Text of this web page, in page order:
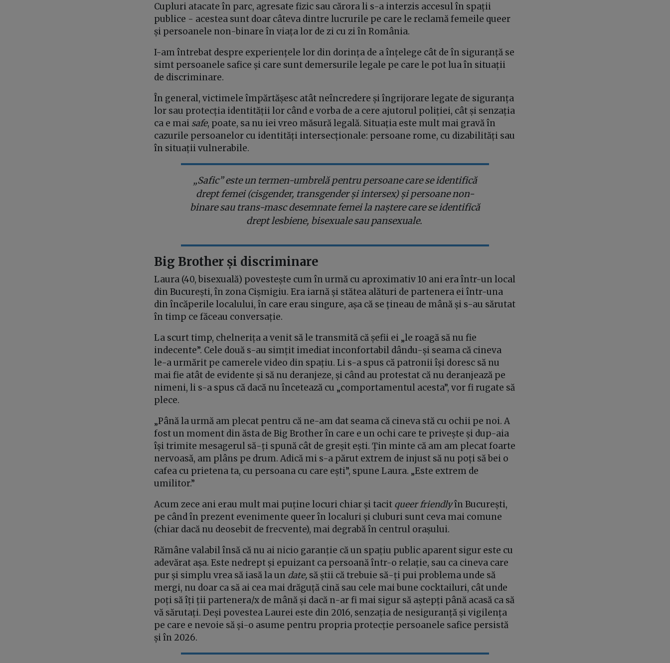
Cupluri atacate în parc, agresate fizic sau cărora li s-a interzis accesul în spații
publice - acestea sunt doar câteva dintre lucrurile pe care le reclamă femeile queer
și persoanele non-binare în viața lor de zi cu zi în România.
I-am întrebat despre experiențele lor din dorința de a înțelege cât de în siguranță se
simt persoanele safice și care sunt demersurile legale pe care le pot lua în situații
de discriminare.
În general, victimele împărtășesc atât neîncredere și îngrijorare legate de siguranța
lor sau protecția identității lor când e vorba de a cere ajutorul poliției, cât și senzația
ca e mai safe, poate, sa nu iei vreo măsură legală. Situația este mult mai gravă în
cazurile persoanelor cu identități intersecționale: persoane rome, cu dizabilități sau
în situații vulnerabile.
„Safic” este un termen-umbrelă pentru persoane care se identifică
drept femei (cisgender, transgender și intersex) și persoane non-
binare sau trans-masc desemnate femei la naștere care se identifică
drept lesbiene, bisexuale sau pansexuale.
Big Brother și discriminare
Laura (40, bisexuală) povestește cum în urmă cu aproximativ 10 ani era într-un local
din București, în zona Cișmigiu. Era iarnă și stătea alături de partenera ei într-una
din încăperile localului, în care erau singure, așa că se țineau de mână și s-au sărutat
în timp ce făceau conversație.
La scurt timp, chelnerița a venit să le transmită că șefii ei „le roagă să nu fie
indecente”. Cele două s-au simțit imediat inconfortabil dându-și seama că cineva
le-a urmărit pe camerele video din spațiu. Li s-a spus că patronii își doresc să nu
mai fie atât de evidente și să nu deranjeze, și când au protestat că nu deranjează pe
nimeni, li s-a spus că dacă nu încetează cu „comportamentul acesta”, vor fi rugate să
plece.
„Până la urmă am plecat pentru că ne-am dat seama că cineva stă cu ochii pe noi. A
fost un moment din ăsta de Big Brother în care e un ochi care te privește și dup-aia
își trimite mesagerul să-ți spună cât de greșit ești. Țin minte că am am plecat foarte
nervoasă, am plâns pe drum. Adică mi s-a părut extrem de injust să nu poți să bei o
cafea cu prietena ta, cu persoana cu care ești”, spune Laura. „Este extrem de
umilitor.”
Acum zece ani erau mult mai puține locuri chiar și tacit queer friendlyîn București,
pe când în prezent evenimente queer în localuri și cluburi sunt ceva mai comune
(chiar dacă nu deosebit de frecvente), mai degrabă în centrul orașului.
Rămâne valabil însă că nu ai nicio garanție că un spațiu public aparent sigur este cu
adevărat așa. Este nedrept și epuizant ca persoană într-o relație, sau ca cineva care
pur și simplu vrea să iasă la un date, să știi că trebuie să-ți pui problema unde să
mergi, nu doar ca să ai cea mai drăguță cină sau cele mai bune cocktailuri, cât unde
poți să îți ții partenera/x de mână și dacă n-ar fi mai sigur să aștepți până acasă ca să
vă sărutați. Deși povestea Laurei este din 2016, senzația de nesiguranță și vigilența
pe care e nevoie să și-o asume pentru propria protecție persoanele safice persistă
și în 2026.